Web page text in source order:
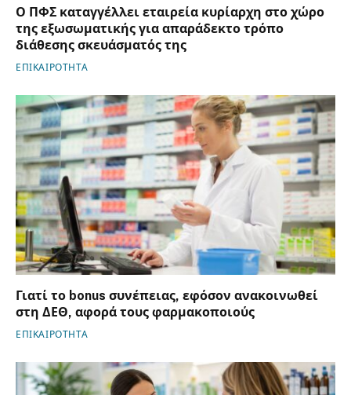
Ο ΠΦΣ καταγγέλλει εταιρεία κυρίαρχη στο χώρο
της εξωσωματικής για απαράδεκτο τρόπο
διάθεσης σκευάσματός της
ΕΠΙΚΑΙΡΟΤΗΤΑ
Γιατί το bonus συνέπειας, εφόσον ανακοινωθεί
στη ΔΕΘ, αφορά τους φαρμακοποιούς
ΕΠΙΚΑΙΡΟΤΗΤΑ